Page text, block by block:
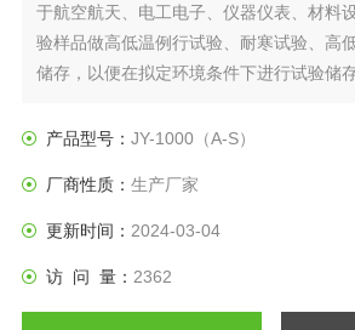
于航空航天、电工电子、仪器仪表、材料
验样品做高低温例行试验、耐寒试验、高
储存，以便在拟定环境条件下进行试验储
产品型号： JY-1000（A-S）
厂商性质： 生产厂家
更新时间： 2024-03-04
访 问 量： 2362